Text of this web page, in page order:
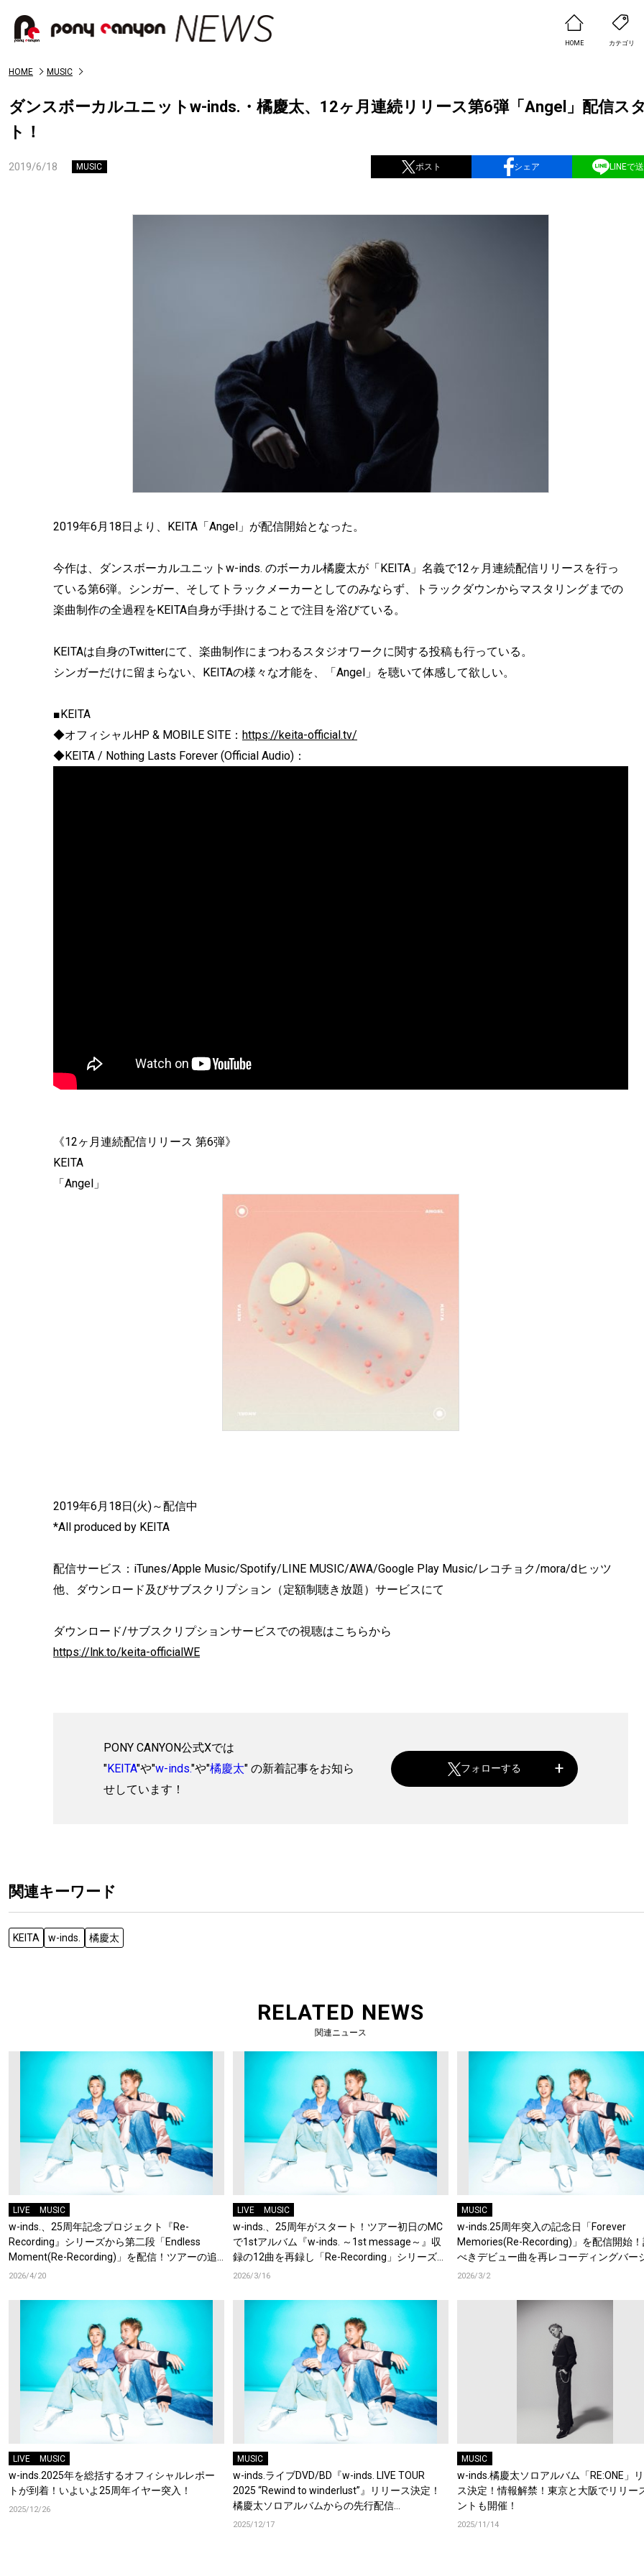
HOME カテゴリ
HOME MUSIC
ダンスボーカルユニットw-inds.・橘慶太、12ヶ月連続リリース第6弾「Angel」配信ス
ト！
2019/6/18 MUSIC ポスト シェア LINEで
2019年6月18日より、KEITA「Angel」が配信開始となった。
今作は、ダンスボーカルユニットw-inds. のボーカル橘慶太が「KEITA」名義で12ヶ月連続配信リリースを行っ
ている第6弾。シンガー、そしてトラックメーカーとしてのみならず、トラックダウンからマスタリングまでの
楽曲制作の全過程をKEITA自身が手掛けることで注目を浴びている。
KEITAは自身のTwitterにて、楽曲制作にまつわるスタジオワークに関する投稿も行っている。
シンガーだけに留まらない、KEITAの様々な才能を、「Angel」を聴いて体感して欲しい。
■KEITA
◆オフィシャルHP & MOBILE SITE： https://keita-official.tv/
◆KEITA / Nothing Lasts Forever (Official Audio)：
《12ヶ月連続配信リリース 第6弾》
KEITA
「Angel」
2019年6月18日(火)～配信中
*All produced by KEITA
配信サービス：iTunes/Apple Music/Spotify/LINE MUSIC/AWA/Google Play Music/レコチョク/mora/dヒッツ
他、ダウンロード及びサブスクリプション（定額制聴き放題）サービスにて
ダウンロード/サブスクリプションサービスでの視聴はこちらから
https://lnk.to/keita-officialWE
PONY CANYON公式Xでは
"KEITA"や"w-inds."や"橘慶太" の新着記事をお知ら
せしています！
フォローする
関連キーワード
KEITA w-inds. 橘慶太
RELATED NEWS
関連ニュース
LIVE MUSIC
w-inds.、25周年記念プロジェクト『Re-
Recording』シリーズから第二段「Endless
Moment(Re-Recording)」を配信！ツアーの追
加公演も発表！
2026/4/20
LIVE MUSIC
w-inds.、25周年がスタート！ツアー初日のMC
で1stアルバム『w-inds. ～1st message～』収
録の12曲を再録し「Re-Recording」シリーズと
して12カ月連続配信することを発表！
2026/3/16
MUSIC
w-inds.25周年突入の記念日「Forever
Memories(Re-Recording)」を配信開始
べきデビュー曲を再レコーディングバー
ン！
2026/3/2
LIVE MUSIC
w-inds.2025年を総括するオフィシャルレポー
トが到着！いよいよ25周年イヤー突入！
2025/12/26
MUSIC
w-inds.ライブDVD/BD『w-inds. LIVE TOUR
2025 “Rewind to winderlust”』リリース決定！
橘慶太ソロアルバムからの先行配信
「PLEASE」のMVも公開中！初のアナログ盤も
2025/12/17
MUSIC
w-inds.橘慶太ソロアルバム「RE:ONE」
ス決定！情報解禁！東京と大阪でリリー
ントも開催！
2025/11/14